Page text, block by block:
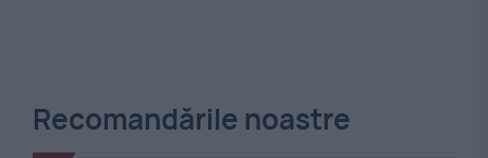
Recomandările noastre